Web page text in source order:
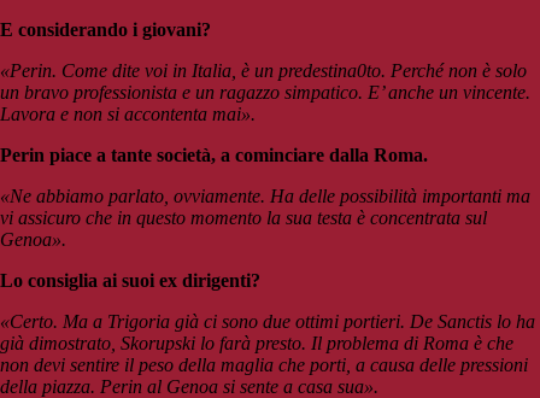
E considerando i giovani?
«Perin. Come dite voi in Italia, è un predestina0to. Perché non è solo
un bravo professionista e un ragazzo simpatico. E’ anche un vincente.
Lavora e non si accontenta mai».
Perin piace a tante società, a cominciare dalla Roma.
«Ne abbiamo parlato, ovviamente. Ha delle possibilità importanti ma
vi assicuro che in questo momento la sua testa è concentrata sul
Genoa».
Lo consiglia ai suoi ex dirigenti?
«Certo. Ma a Trigoria già ci sono due ottimi portieri. De Sanctis lo ha
già dimostrato, Skorupski lo farà presto. Il problema di Roma è che
non devi sentire il peso della maglia che porti, a causa delle pressioni
della piazza. Perin al Genoa si sente a casa sua».